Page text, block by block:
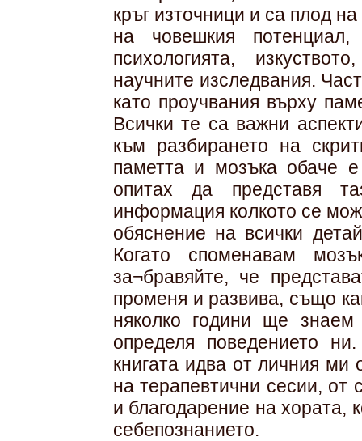
кръг източници и са плод
на човешкия потенциал,
психологията,
научните изследвания.
като проучвания върху
Всички те са важни
към разбирането на
паметта и мозъка обаче
опитах да представя
информация колкото се
обяснение на всички
Когато споменавам
за¬бравяйте, че
променя и развива, също
няколко години ще
определя поведението
книгата идва от личния
на терапевтични сесии,
и благодарение на хората,
себепознанието.